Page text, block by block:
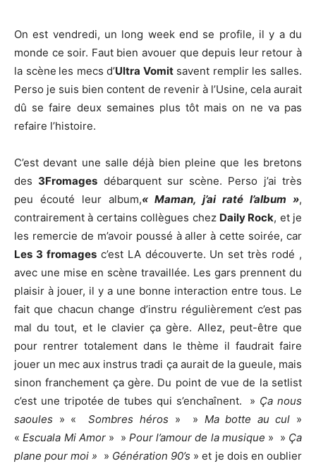
On est vendredi, un long week end se profile, il y a du
monde ce soir. Faut bien avouer que depuis leur retour à
la scène les mecs d’Ultra Vomitsavent remplir les salles.
Perso je suis bien content de revenir à l’Usine, cela aurait
dû se faire deux semaines plus tôt mais on ne va pas
refaire l’histoire.
C’est devant une salle déjà bien pleine que les bretons
des 3Fromages débarquent sur scène. Perso j’ai très
peu écouté leur album,« Maman, j’ai raté l’album »,
contrairement à certains collègues chez Daily Rock, et je
les remercie de m’avoir poussé à aller à cette soirée, car
Les 3 fromagesc’est LA découverte. Un set très rodé ,
avec une mise en scène travaillée. Les gars prennent du
plaisir à jouer, il y a une bonne interaction entre tous. Le
fait que chacun change d’instru régulièrement c’est pas
mal du tout, et le clavier ça gère. Allez, peut-être que
pour rentrer totalement dans le thème il faudrait faire
jouer un mec aux instrus tradi ça aurait de la gueule, mais
sinon franchement ça gère. Du point de vue de la setlist
c’est une tripotée de tubes qui s’enchaînent. » Ça nous
saoules » « Sombres héros » » Ma botte au cul »
«Escuala Mi Amor» » Pour l’amour de la musique » » Ça
plane pour moi » » Génération 90’s » et je dois en oublier